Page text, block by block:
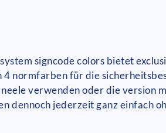
signcode colors bietet
4 normfarben für die
verwenden oder die version
dennoch jederzeit ganz einfach